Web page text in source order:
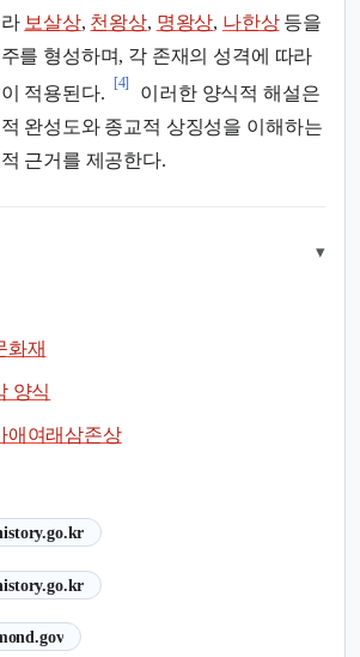
보살상, 천왕상, 명왕상, 나한상등을
를 형성하며, 각 존재의 성격에 따라
적용된다.
[4]
이러한 양식적 해설은
완성도와 종교적 상징성을 이해하는
근거를 제공한다.
▾
화재
양식
애여래삼존상
림)
림)
림)